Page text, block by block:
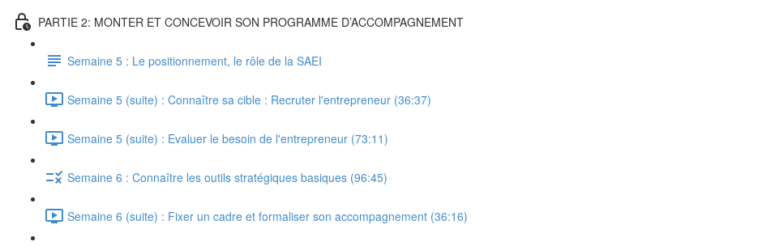
PARTIE 2: MONTER ET CONCEVOIR SON PROGRAMME D’ACCOMPAGNEMENT
Semaine 5 : Le positionnement, le rôle de la SAEI
Semaine 5 (suite) : Connaître sa cible : Recruter l'entrepreneur (36:37)
Semaine 5 (suite) : Evaluer le besoin de l'entrepreneur (73:11)
Semaine 6 : Connaître les outils stratégiques basiques (96:45)
Semaine 6 (suite) : Fixer un cadre et formaliser son accompagnement (36:16)